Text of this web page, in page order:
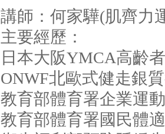
講師：何家驊(肌齊力
主要經歷：
日本大阪YMCA高齡
ONWF北歐式健走銀
教育部體育署企業運
教育部體育署國民體